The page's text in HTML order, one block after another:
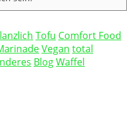
Tofu Comfort Food
Vegan total
BlogWaffel